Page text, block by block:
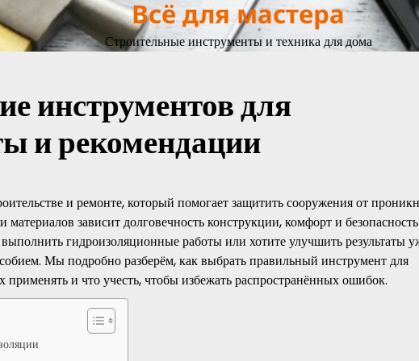
Всё для мастера
Строительные инструменты и техника для дома
инструментов для
и рекомендации
и ремонте, который помогает защитить сооружения от
зависит долговечность конструкции, комфорт и безопасность
гидроизоляционные работы или хотите улучшить результаты
Мы подробно разберём, как выбрать правильный инструмент для
и что учесть, чтобы избежать распространённых ошибок.